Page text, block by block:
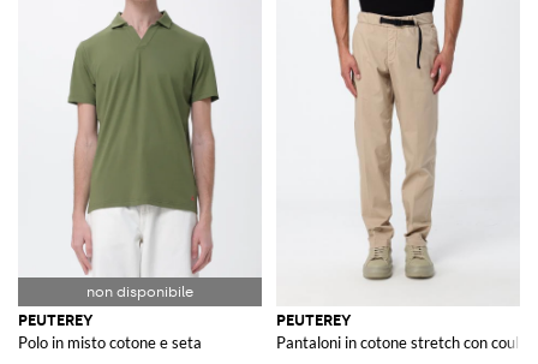
PEUTEREY
Polo in misto cotone e seta
PEUTEREY
Pantaloni in cotone stretch con